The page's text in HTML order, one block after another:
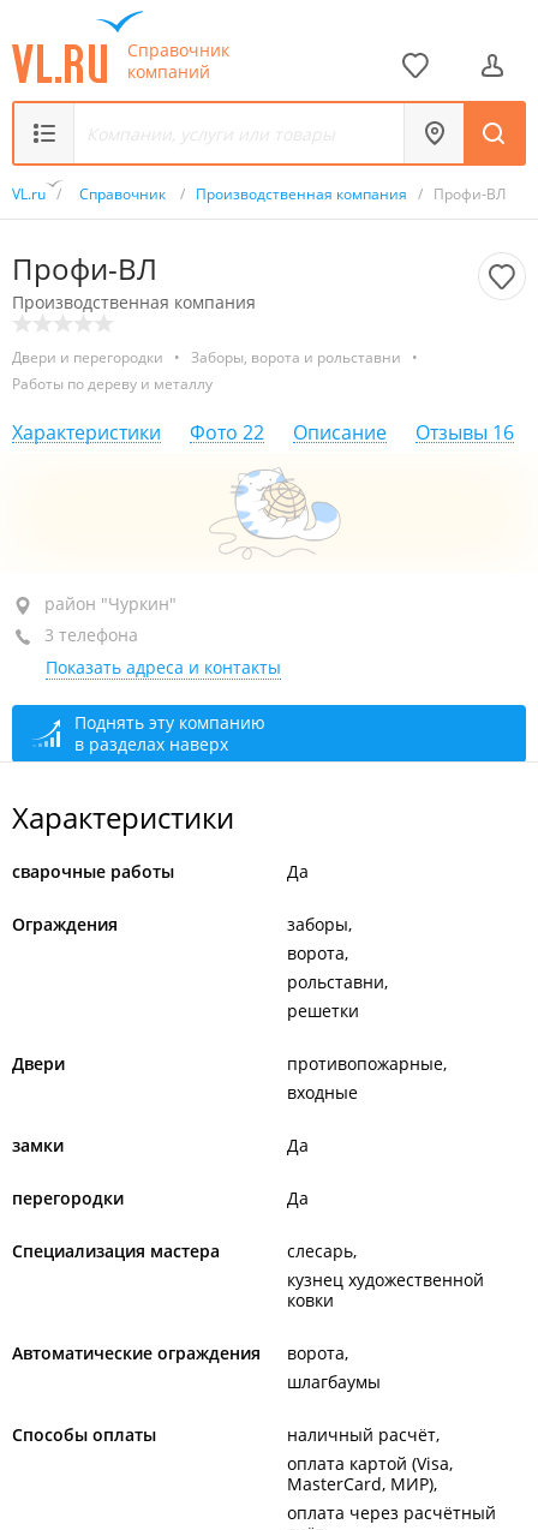
Справочник
компаний
VL.ru / Справочник / Производственная компания / Профи-ВЛ
Профи-ВЛ
Производственная компания
Двери и перегородки • Заборы, ворота и рольставни
•
Работы по дереву и металлу
Характеристики Фото 22 Описание Отзывы 16
район "Чуркин", ул. Дубовая, 12В
+7 (423) 275-72-68
+7 914 705-72-68
+7 902 557-42-78
сегодня закрыто
район "Чуркин"
3 телефона
Показать адреса и контакты
Поднять эту компанию
в разделах наверх
Характеристики
сварочные работы Да
Ограждения
заборы
ворота
рольставни
решетки
Двери
противопожарные
входные
замки Да
перегородки Да
Специализация мастера
слесарь
кузнец художественной
ковки
Автоматические ограждения
ворота
шлагбаумы
Способы оплаты
наличный расчёт
оплата картой (Visa,
MasterCard, МИР)
оплата через расчётный